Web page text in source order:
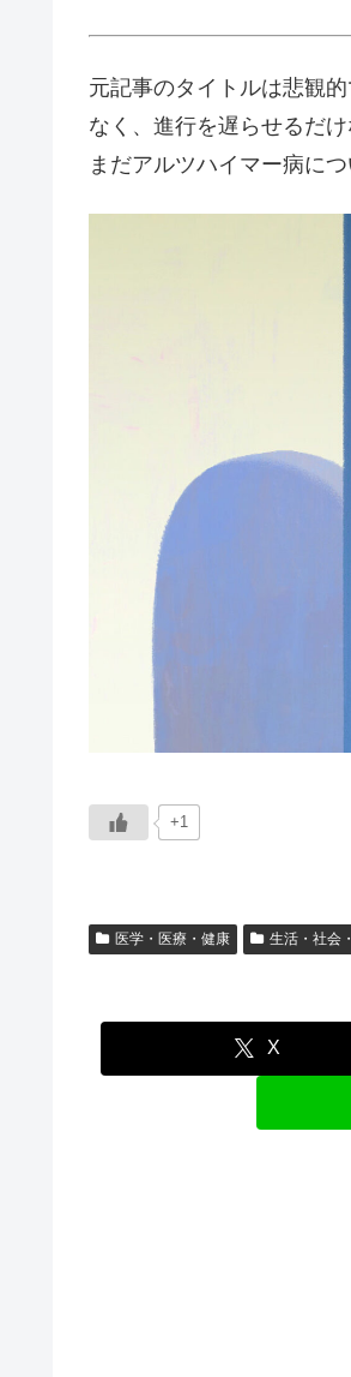
元記事のタイトルは悲観
なく、進行を遅らせるだ
まだアルツハイマー病に
+1
医学・医療・健康 生活・社会
X